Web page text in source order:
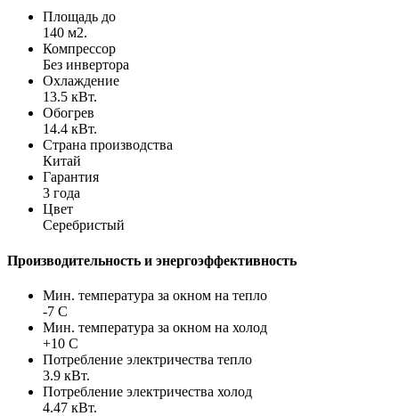
Площадь до
140 м2.
Компрессор
Без инвертора
Охлаждение
13.5 кВт.
Обогрев
14.4 кВт.
Страна производства
Китай
Гарантия
3 года
Цвет
Серебристый
Производительность и энергоэффективность
Мин. температура за окном на тепло
-7 С
Мин. температура за окном на холод
+10 С
Потребление электричества тепло
3.9 кВт.
Потребление электричества холод
4.47 кВт.